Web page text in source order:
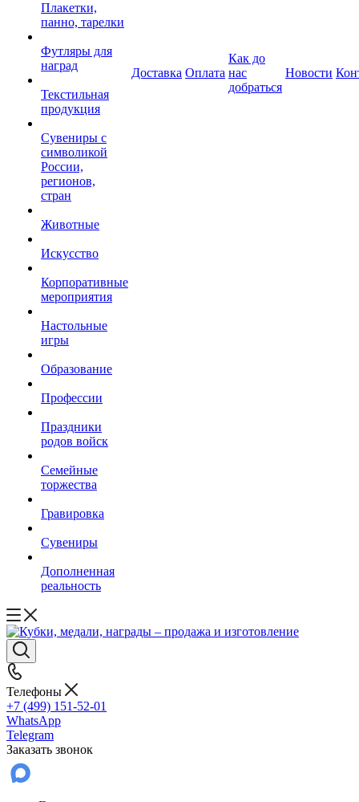
Плакетки,
панно, тарелки
Футляры для
наград
Текстильная
продукция
Сувениры с
символикой
России,
регионов,
стран
Животные
Искусство
Корпоративные
мероприятия
Настольные
игры
Образование
Профессии
Праздники
родов войск
Семейные
торжества
Гравировка
Сувениры
Дополненная
реальность
Доставка Оплата
Как до
нас
добраться
Новости
Телефоны
+7 (499) 151-52-01
WhatsApp
Telegram
Заказать звонок